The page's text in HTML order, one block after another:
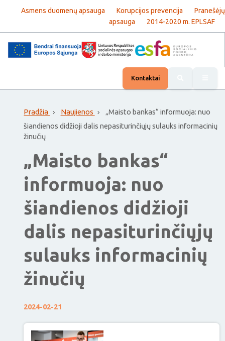
Asmens duomenų apsauga Korupcijos prevencija
Pranešėjų
apsauga
2014-2020 m. EPLSAF
Kontaktai
Pradžia Naujienos
„Maisto bankas“ informuoja: nuo
šiandienos didžioji dalis nepasiturinčiųjų sulauks informacinių
žinučių
„Maisto bankas“
informuoja: nuo
šiandienos didžioji
dalis nepasiturinčiųjų
sulauks informacinių
žinučių
2024-02-21